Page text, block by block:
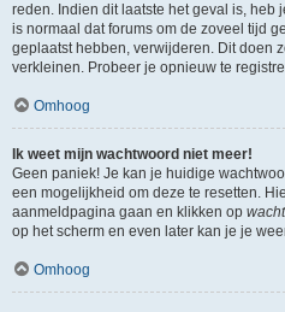
reden. Indien dit laatste het geval is, heb
is normaal dat forums om de zoveel tijd
geplaatst hebben, verwijderen. Dit doen
verkleinen. Probeer je opnieuw te
Omhoog
Ik weet mijn wachtwoord niet meer!
Geen paniek! Je kan je huidige
een mogelijkheid om deze te resetten.
aanmeldpagina gaan en klikken op
op het scherm en even later kan je je
Omhoog